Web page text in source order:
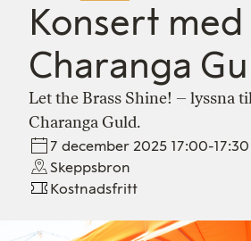
Konsert med
Charanga
Let the Brass Shine! – lyssna
Charanga Guld.
7 december 2025 17:00-17:30
Skeppsbron
Kostnadsfritt